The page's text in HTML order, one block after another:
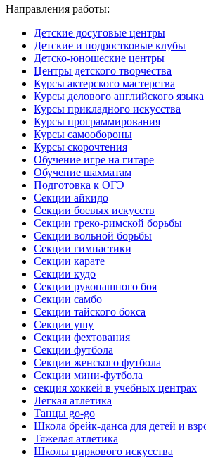
Направления работы:
Детские досуговые центры
Детские и подростковые клубы
Детско-юношеские центры
Центры детского творчества
Курсы актерского мастерства
Курсы делового английского языка
Курсы прикладного искусства
Курсы программирования
Курсы самообороны
Курсы скорочтения
Обучение игре на гитаре
Обучение шахматам
Подготовка к ОГЭ
Секции айкидо
Секции боевых искусств
Секции греко-римской борьбы
Секции вольной борьбы
Секции гимнастики
Секции карате
Секции кудо
Секции рукопашного боя
Секции самбо
Секции тайского бокса
Секции ушу
Секции фехтования
Секции футбола
Секции женского футбола
Секции мини-футбола
секция хоккей в учебных центрах
Легкая атлетика
Танцы go-go
Школа брейк-данса для детей и
Тяжелая атлетика
Школы циркового искусства